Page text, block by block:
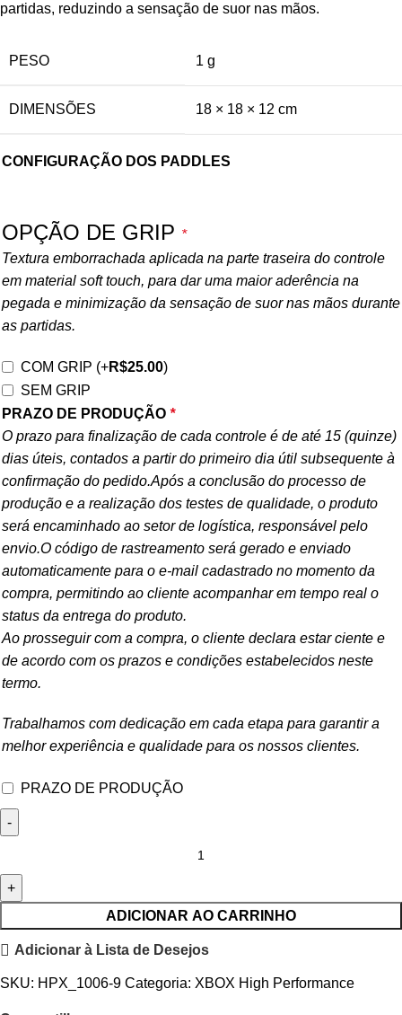
partidas, reduzindo a sensação de suor nas mãos.
PESO 1 g
DIMENSÕES 18 × 18 × 12 cm
CONFIGURAÇÃO DOS PADDLES
OPÇÃO DE GRIP *
Textura emborrachada aplicada na parte traseira do controle
em material soft touch, para dar uma maior aderência na
pegada e minimização da sensação de suor nas mãos durante
as partidas.
COM GRIP (+R$25.00)
SEM GRIP
PRAZO DE PRODUÇÃO *
O prazo para finalização de cada controle é de até 15 (quinze)
dias úteis, contados a partir do primeiro dia útil subsequente à
confirmação do pedido.Após a conclusão do processo de
produção e a realização dos testes de qualidade, o produto
será encaminhado ao setor de logística, responsável pelo
envio.O código de rastreamento será gerado e enviado
automaticamente para o e-mail cadastrado no momento da
compra, permitindo ao cliente acompanhar em tempo real o
status da entrega do produto.
Ao prosseguir com a compra, o cliente declara estar ciente e
de acordo com os prazos e condições estabelecidos neste
termo.
Trabalhamos com dedicação em cada etapa para garantir a
melhor experiência e qualidade para os nossos clientes.
PRAZO DE PRODUÇÃO
ADICIONAR AO CARRINHO
Adicionar à Lista de Desejos
SKU: HPX_1006-9 Categoria: XBOX High Performance